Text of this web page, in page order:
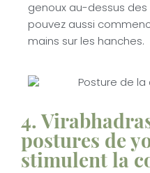
genoux au-dessus des
pouvez aussi
mains sur les hanches.
4.
postures de
stimulent la